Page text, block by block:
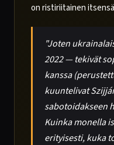
on ristiriitainen
"Joten
2022 — tekivät
kanssa
kuuntelivat
sabotoidakseen
Kuinka monella
erityisesti, kuka